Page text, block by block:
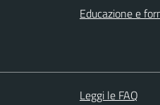
Educazione e
Leggi le FAQ